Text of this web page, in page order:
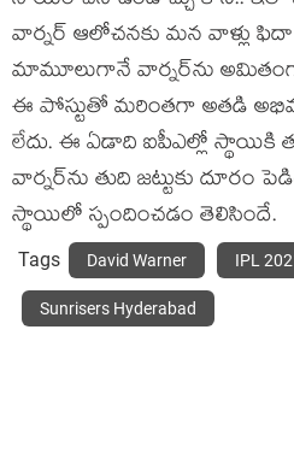
వార్న‌ర్ ఆలోచ‌న‌కు మ‌న వాళ్లు
మామూలుగానే వార్న‌ర్‌ను
ఈ పోస్టుతో మ‌రింతగా అత‌డి
లేదు. ఈ ఏడాది ఐపీఎల్లో స్థాయికి
వార్న‌ర్‌ను తుది జ‌ట్టుకు దూరం
స్థాయిలో స్పందించ‌డం తెలిసిందే.
Tags David Warner IPL
Sunrisers Hyderabad